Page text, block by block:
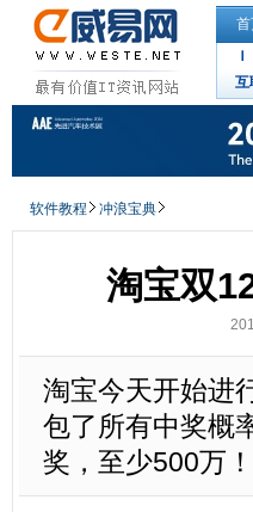
互
软件教程 冲浪宝典
淘宝双
淘宝今天开始进
包了所有中奖概
奖，至少500万